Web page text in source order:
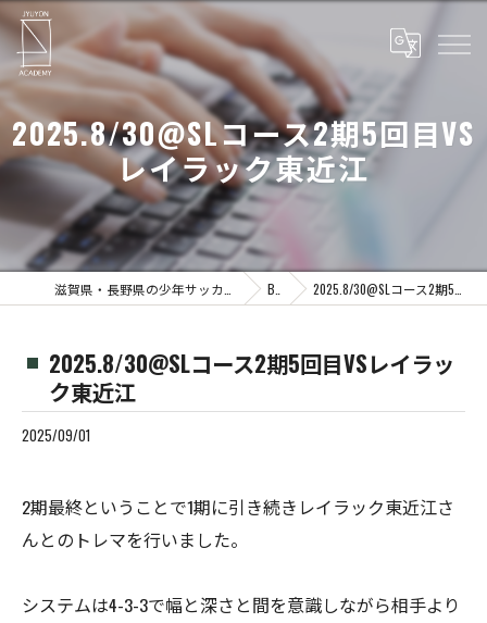
2025.8/30@SLコース2期5回目VS
レイラック東近江
Blog 2025.8/30@SLコース2期5回目VSレイラック東近江
2025.8/30@SLコース2期5回目VSレイラッ
ク東近江
2025/09/01
2期最終ということで1期に引き続きレイラック東近江さ
んとのトレマを行いました。
システムは4-3-3で幅と深さと間を意識しながら相手より